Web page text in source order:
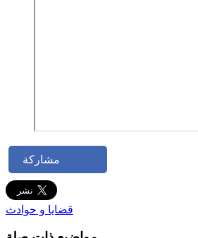
مشاركة
قضايا و حوادث